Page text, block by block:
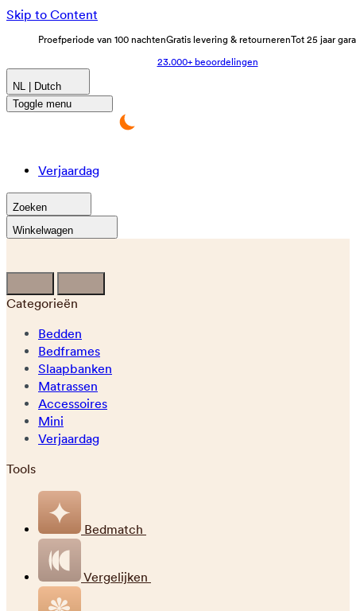
Skip to Content
Proefperiode van 100 nachtenGratis levering & retournerenTot 25 jaar
23.000+ beoordelingen
NL | Dutch
Toggle menu
Verjaardag
Zoeken
Winkelwagen
Categorieën
Bedden
Bedframes
Slaapbanken
Matrassen
Accessoires
Mini
Verjaardag
Tools
Bedmatch
Vergelijken